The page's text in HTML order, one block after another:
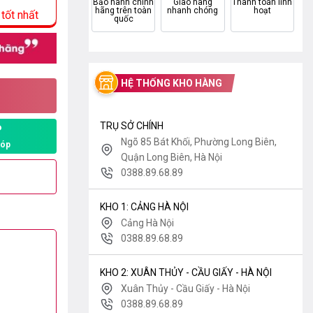
nhất
Bảo hành chính
hãng trên toàn
quốc
Giao hàng
nhanh chóng
Thanh toán linh
hoạt
HỆ THỐNG KHO HÀNG
TRỤ SỞ CHÍNH
Ngõ 85 Bát Khối, Phường Long Biên,
Quận Long Biên, Hà Nội
0388.89.68.89
KHO 1: CẢNG HÀ NỘI
Cảng Hà Nội
0388.89.68.89
KHO 2: XUÂN THỦY - CẦU GIẤY - HÀ NỘI
Xuân Thủy - Cầu Giấy - Hà Nội
0388.89.68.89